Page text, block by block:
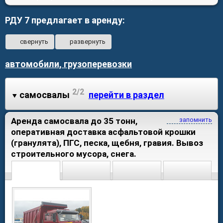
РДУ 7 предлагает в аренду:
свернуть развернуть
автомобили, грузоперевозки
самосвалы 2/2 перейти в раздел
запомнить
Аренда самосвала до 35 тонн,
оперативная доставка асфальтовой крошки
(гранулята), ПГС, песка, щебня, гравия. Вывоз
строительного мусора, снега.